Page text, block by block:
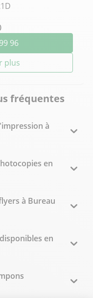
96
plus
fréquentes
à
en
à Bureau
en